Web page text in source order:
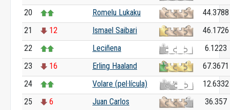
20
Romelu Lukaku
44.3788
21
12 Ismael Saibari
46.1726
22
Leciñena
6.1223
23
16 Erling Haaland
67.3671
24
Volare (pel·lícula)
12.6332
25
6
Juan Carlos
36.357